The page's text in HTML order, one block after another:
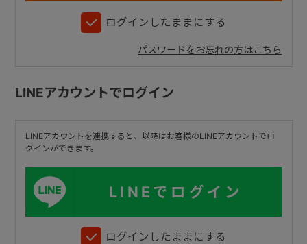
ログインしたままにする
パスワードをお忘れの方はこちら
LINEアカウントでログイン
LINEアカウントを連携すると、以降はお客様のLINEアカウントでロ
グインができます。
LINEでログイン
ログインしたままにする